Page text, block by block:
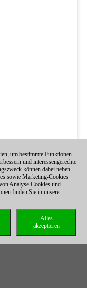
um bestimmte Funktionen
und interessengerechte
können dabei neben
sowie Marketing-Cookies
Analyse-Cookies und
finden Sie in unserer
Alles
akzeptieren